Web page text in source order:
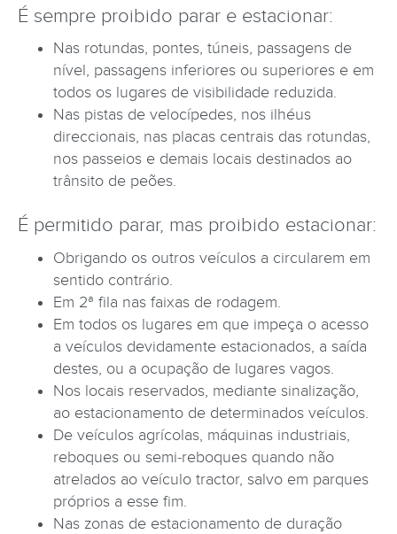
É sempre proibido parar e estacionar:
Nas rotundas, pontes, túneis, passagens de
nível, passagens inferiores ou superiores e em
todos os lugares de visibilidade reduzida.
Nas pistas de velocípedes, nos ilhéus
direccionais, nas placas centrais das rotundas,
nos passeios e demais locais destinados ao
trânsito de peões.
É permitido parar, mas proibido estacionar:
Obrigando os outros veículos a circularem em
sentido contrário.
Em 2ª fila nas faixas de rodagem.
Em todos os lugares em que impeça o acesso
a veículos devidamente estacionados, a saída
destes, ou a ocupação de lugares vagos.
Nos locais reservados, mediante sinalização,
ao estacionamento de determinados veículos.
De veículos agrícolas, máquinas industriais,
reboques ou semi-reboques quando não
atrelados ao veículo tractor, salvo em parques
próprios a esse fim.
Nas zonas de estacionamento de duração